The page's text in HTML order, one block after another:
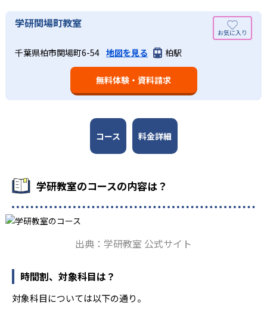
03
週2回の教室学習と毎日の家庭学習
学研教室では、週2回の教室学習と毎日の家庭学習（宿題学
習）の相乗効果を活かす形で生徒の学力向上を進める。週2
回の教室学習において指導者は、生徒の様子を観察しなが
ら学習指導と学習管理を実施。教室学習日以外の日のため
に自宅学習用の教材も提供し、学習の習慣化と学力の定着
を図っている。進度が早い子供は先取り学習も可能だ。
長時間の勉強が苦手な人向け
学研教室では、小学生については、1回の学習時間を30～
50分程度と設定している。この時間設定は、子どもが集中
して学習できる時間が通常「学年×10分±10分」と考えら
れていることに由来するものだ。この限界を超えて勉強し
ても学習の効果は上がらないと学研教室は考え、単なる長
時間学習よりくり返し学習の効果を重視している。そのた
出典：学研教室 公式サイト
学研教室が持つ最大のメリットは、学研の教材開発ノウハ
ウを結集して制作した学習教材を使用している点だ。この
教材は、学習指導要領の内容を全てカバーしており、学校
の勉強がよくわかるというもの。基礎から応用まで、少し
固めから先取り学習まで対応している。算数と国語を重視
すると共に、幼児・小学校低学年から外国語活動の学習に
も対応。中学校英語の準備や高校入試向けの英語力育成に
学研教室の先生は、研修会や勉強会で日々指導スキルを研
鑽している。「子どもたちに学ぶ喜びを」「自信を」「生
きる力を」という理念のもとで生徒一人ひとりに向き合っ
ており、生徒それぞれの「できるところ」「良いところ」
導により生徒の「やる気」を引き出し、無理のない学習と
報にも精通しており、学習相談や教育相談、保護者とのコ
ミュニケーションにも対応している。
学研教室では、楽しく生き生きと学ぶことも重視してい
学研関場町教室
千葉県柏市関場町6-54 地図を見る 柏駅
無料体験・資料請求
コース 料金詳細
学研教室のコースの内容は？
出典：学研教室 公式サイト
時間割、対象科目は？
対象科目については以下の通り。